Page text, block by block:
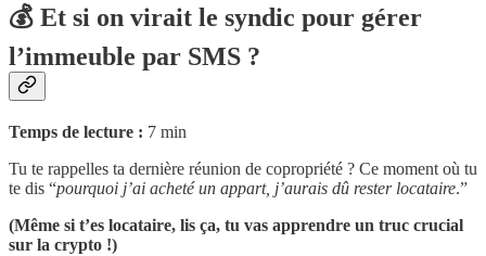
💰 Et si on virait le syndic pour gérer
l’immeuble par SMS ?
Temps de lecture : 7 min
Tu te rappelles ta dernière réunion de copropriété ? Ce moment où tu
te dis “pourquoi j’ai acheté un appart, j’aurais dû rester locataire.”
(Même si t’es locataire, lis ça, tu vas apprendre un truc crucial
sur la crypto !)